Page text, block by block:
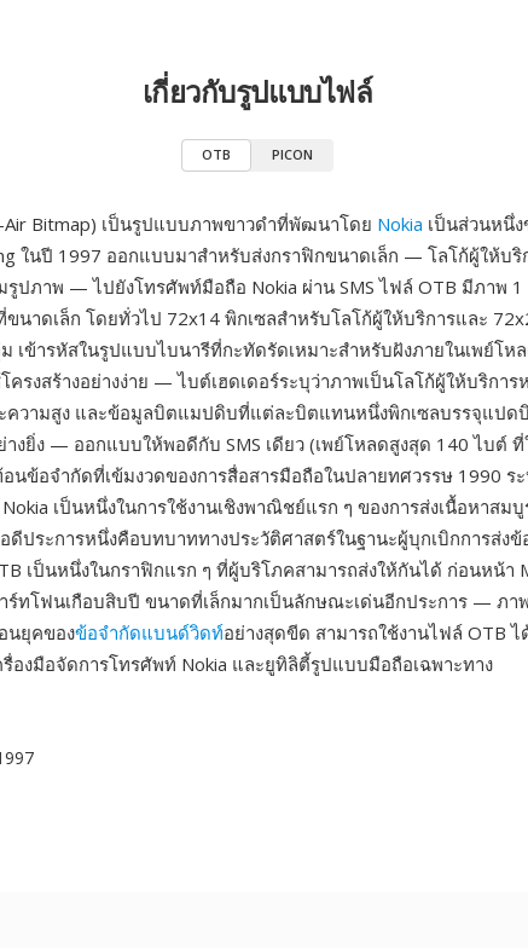
เกี่ยวกับรูปแบบไฟล์
OTB PICON
Bitmap) เป็นรูปแบบภาพขาวดำที่พัฒนาโดย Nokia เป็นส่วนหนึ่
ในปี 1997 ออกแบบมาสำหรับส่งกราฟิกขนาดเล็ก — โลโก้ผู้ให้บริ
ปภาพ — ไปยังโทรศัพท์มือถือ Nokia ผ่าน SMS ไฟล์ OTB มีภาพ
ขนาดเล็ก โดยทั่วไป 72x14 พิกเซลสำหรับโลโก้ผู้ให้บริการและ
เข้ารหัสในรูปแบบไบนารีที่กะทัดรัดเหมาะสำหรับฝังภายในเพย์โห
ครงสร้างอย่างง่าย — ไบต์เฮดเดอร์ระบุว่าภาพเป็นโลโก้ผู้ให้บริกา
ความสูง และข้อมูลบิตแมปดิบที่แต่ละบิตแทนหนึ่งพิกเซลบรรจุแปด
งยิ่ง — ออกแบบให้พอดีกับ SMS เดียว (เพย์โหลดสูงสุด 140 ไบต์
นข้อจำกัดที่เข้มงวดของการสื่อสารมือถือในปลายทศวรรษ 1990 ร
เป็นหนึ่งในการใช้งานเชิงพาณิชย์แรก ๆ ของการส่งเนื้อหาสม
ประการหนึ่งคือบทบาททางประวัติศาสตร์ในฐานะผู้บุกเบิกการส่ง
เป็นหนึ่งในกราฟิกแรก ๆ ที่ผู้บริโภคสามารถส่งให้กันได้ ก่อนหน้า
ร์ทโฟนเกือบสิบปี ขนาดที่เล็กมากเป็นลักษณะเด่นอีกประการ — ภา
นยุคของข้อจำกัดแบนด์วิดท์อย่างสุดขีด สามารถใช้งานไฟล์ OTB ไ
รื่องมือจัดการโทรศัพท์ Nokia และยูทิลิตี้รูปแบบมือถือเฉพาะทาง